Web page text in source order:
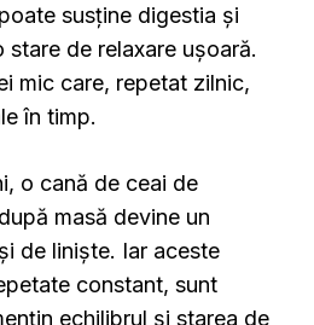
susține digestia și
de relaxare ușoară.
mic care, repetat zilnic,
în timp.
o cană de ceai de
masă devine un
de liniște. Iar aceste
constant, sunt
echilibrul și starea de